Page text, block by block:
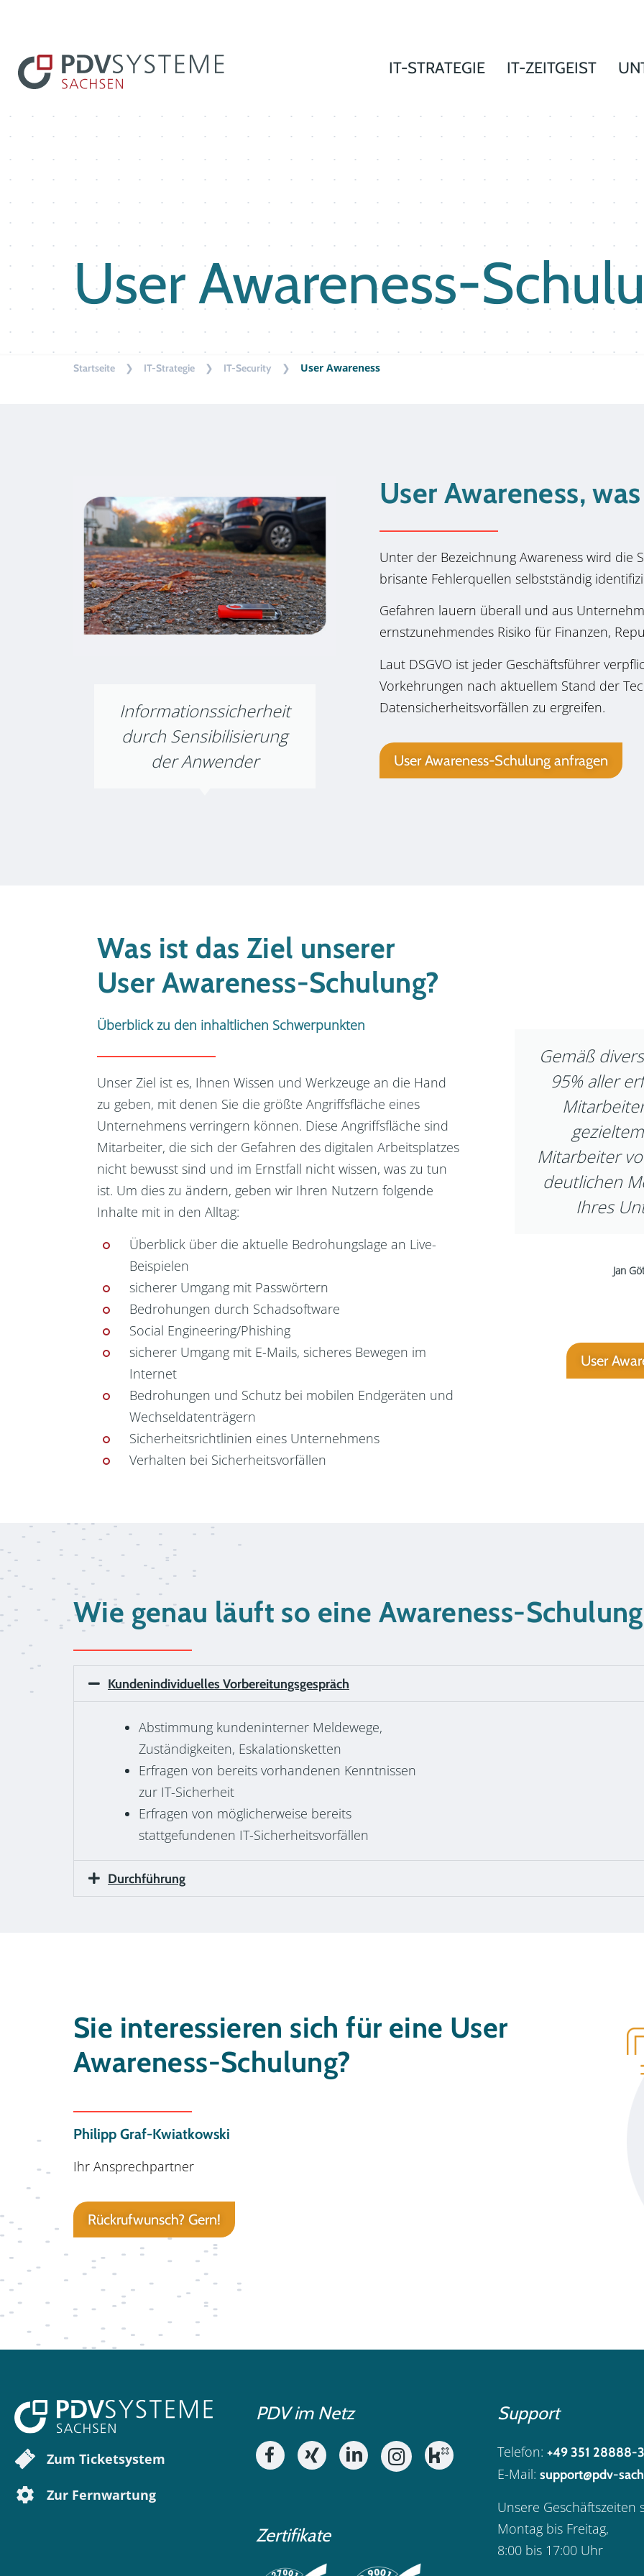
IT-STRATEGIE IT-ZEITGEIST
User Awareness-
Startseite ❯ IT-Strategie ❯ IT-Security ❯ User Awareness
Informationssicherheit
durch Sensibilisierung
der Anwender
User Awareness,
Unter der Bezeichnung Awareness wird die
brisante Fehlerquellen selbstständig
Gefahren lauern überall und aus
ernstzunehmendes Risiko für Finanzen,
Laut DSGVO ist jeder Geschäftsführer
Vorkehrungen nach aktuellem Stand der
Datensicherheitsvorfällen zu ergreifen.
User Awareness-Schulung anfragen
Was ist das Ziel unserer
User Awareness-Schulung?
Überblick zu den inhaltlichen Schwerpunkten
Unser Ziel ist es, Ihnen Wissen und Werkzeuge an die Hand
zu geben, mit denen Sie die größte Angriffsfläche eines
Unternehmens verringern können. Diese Angriffsfläche sind
Mitarbeiter, die sich der Gefahren des digitalen Arbeitsplatzes
nicht bewusst sind und im Ernstfall nicht wissen, was zu tun
ist. Um dies zu ändern, geben wir Ihren Nutzern folgende
Inhalte mit in den Alltag:
Überblick über die aktuelle Bedrohungslage an Live-
Beispielen
sicherer Umgang mit Passwörtern
Bedrohungen durch Schadsoftware
Social Engineering/Phishing
sicherer Umgang mit E-Mails, sicheres Bewegen im
Internet
Bedrohungen und Schutz bei mobilen Endgeräten und
Wechseldatenträgern
Sicherheitsrichtlinien eines Unternehmens
Verhalten bei Sicherheitsvorfällen
Gemäß
95% aller
Mitarbeiter
deutlichen
Ihres
Jan
User
Wie genau läuft so eine Awareness-
Kundenindividuelles Vorbereitungsgespräch
Abstimmung kundeninterner Meldewege,
Zuständigkeiten, Eskalationsketten
Erfragen von bereits vorhandenen Kenntnissen
zur IT-Sicherheit
Erfragen von möglicherweise bereits
stattgefundenen IT-Sicherheitsvorfällen
Durchführung
Sie interessieren sich für eine User
Awareness-Schulung?
Philipp Graf-Kwiatkowski
Ihr Ansprechpartner
Rückrufwunsch? Gern!
Zum Ticketsystem
Zur Fernwartung
PDV im Netz
Zertifikate
Support
Telefon: +49 351
E-Mail: support@pdv-
Unsere Geschäftszeiten
Montag bis Freitag,
8:00 bis 17:00 Uhr